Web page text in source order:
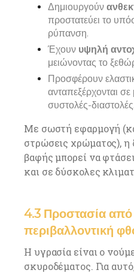
Δημιουργούν
προστατεύει το
ρύπανση.
Έχουν υψηλή
μειώνοντας το
Προσφέρουν
ανταπεξέρχονται
συστολές-διαστολές.
Με σωστή εφαρμογή
στρώσεις χρώματος), η
βαφής μπορεί να
και σε δύσκολες
4.3 Προστασία από
περιβαλλοντική
Η υγρασία είναι ο
σκυροδέματος. Για